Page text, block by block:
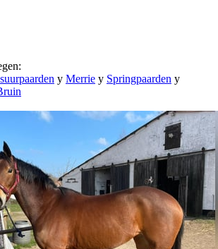
y Merrie y Springpaarden y